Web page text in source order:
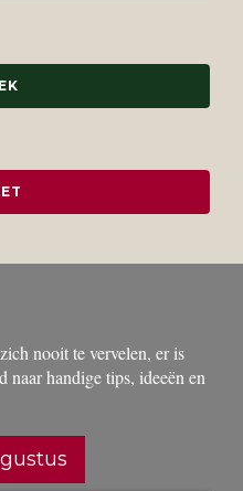
nooit te vervelen, er is
handige tips, ideeën en